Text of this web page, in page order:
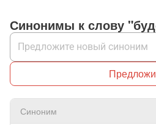
Синонимы к слову
Синоним